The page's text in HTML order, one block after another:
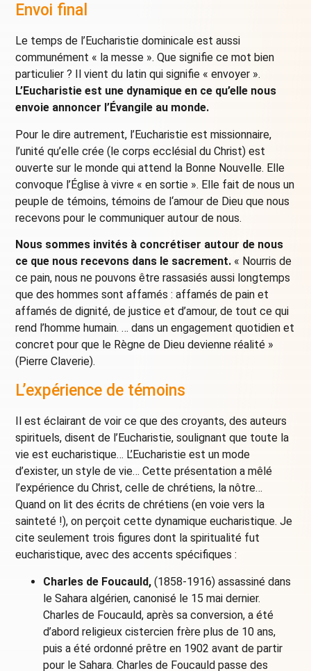
Envoi final
Le temps de l’Eucharistie dominicale est aussi
communément « la messe ». Que signifie ce mot bien
particulier ? Il vient du latin qui signifie « envoyer ».
L’Eucharistie est une dynamique en ce qu’elle nous
envoie annoncer l’Évangile au monde.
Pour le dire autrement, l’Eucharistie est missionnaire,
l’unité qu’elle crée (le corps ecclésial du Christ) est
ouverte sur le monde qui attend la Bonne Nouvelle. Elle
convoque l’Église à vivre « en sortie ». Elle fait de nous un
peuple de témoins, témoins de l‘amour de Dieu que nous
recevons pour le communiquer autour de nous.
Nous sommes invités à concrétiser autour de nous
ce que nous recevons dans le sacrement. « Nourris de
ce pain, nous ne pouvons être rassasiés aussi longtemps
que des hommes sont affamés : affamés de pain et
affamés de dignité, de justice et d’amour, de tout ce qui
rend l’homme humain. … dans un engagement quotidien et
concret pour que le Règne de Dieu devienne réalité »
(Pierre Claverie).
L’expérience de témoins
Il est éclairant de voir ce que des croyants, des auteurs
spirituels, disent de l’Eucharistie, soulignant que toute la
vie est eucharistique… L’Eucharistie est un mode
d’exister, un style de vie… Cette présentation a mêlé
l’expérience du Christ, celle de chrétiens, la nôtre…
Quand on lit des écrits de chrétiens (en voie vers la
sainteté !), on perçoit cette dynamique eucharistique. Je
cite seulement trois figures dont la spiritualité fut
eucharistique, avec des accents spécifiques :
Charles de Foucauld, (1858-1916) assassiné dans
le Sahara algérien, canonisé le 15 mai dernier.
Charles de Foucauld, après sa conversion, a été
d’abord religieux cistercien frère plus de 10 ans,
puis a été ordonné prêtre en 1902 avant de partir
pour le Sahara. Charles de Foucauld passe des